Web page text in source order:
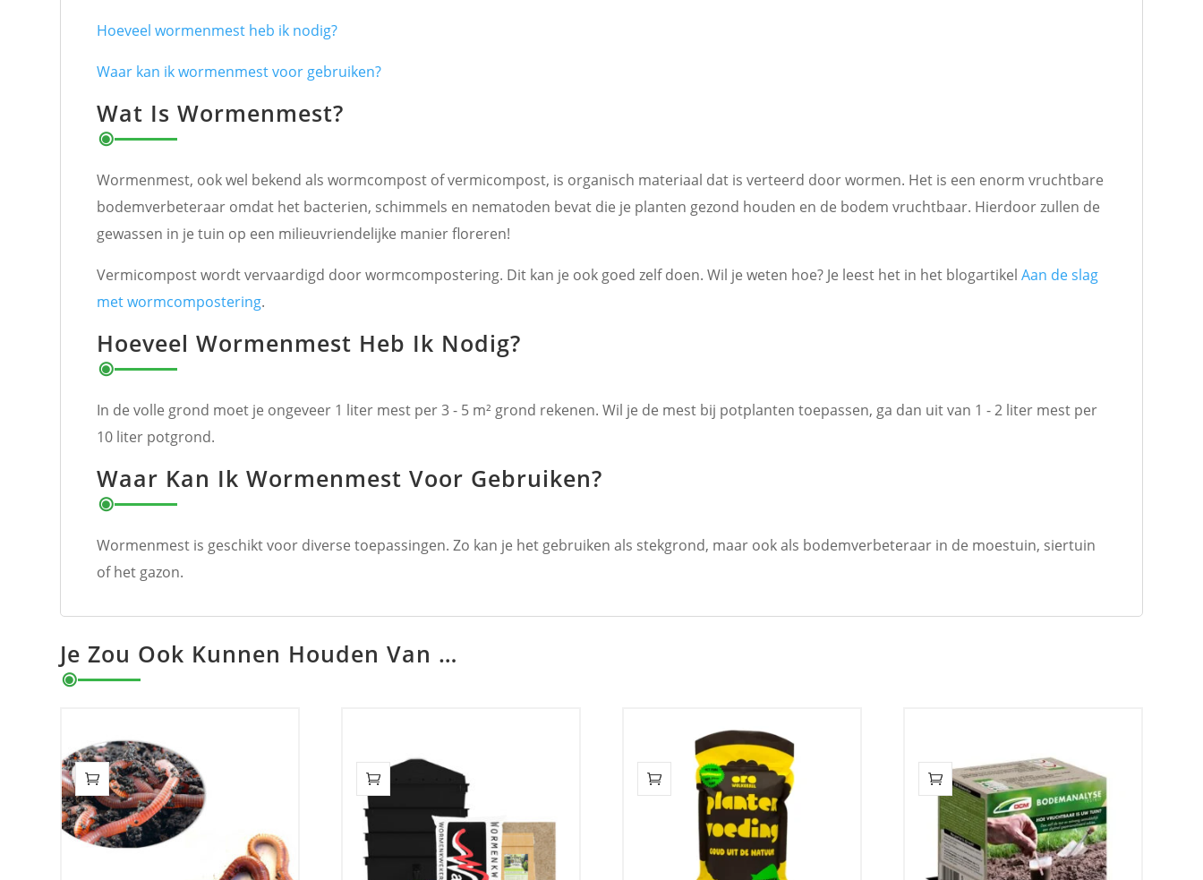
Hoeveel wormenmest heb ik nodig?
Waar kan ik wormenmest voor gebruiken?
Wat Is Wormenmest?
Wormenmest, ook wel bekend als wormcompost of vermicompost, is organisch materiaal dat is verteerd door wormen. Het is een enorm vruchtbare
bodemverbeteraar omdat het bacterien, schimmels en nematoden bevat die je planten gezond houden en de bodem vruchtbaar. Hierdoor zullen de
gewassen in je tuin op een milieuvriendelijke manier floreren!
Vermicompost wordt vervaardigd door wormcompostering. Dit kan je ook goed zelf doen. Wil je weten hoe? Je leest het in het blogartikelAan de slag
met wormcompostering.
Hoeveel Wormenmest Heb Ik Nodig?
In de volle grond moet je ongeveer 1 liter mest per 3 - 5 m² grond rekenen. Wil je de mest bij potplanten toepassen, ga dan uit van 1 - 2 liter mest per
10 liter potgrond.
Waar Kan Ik Wormenmest Voor Gebruiken?
Wormenmest is geschikt voor diverse toepassingen. Zo kan je het gebruiken als stekgrond, maar ook als bodemverbeteraar in de moestuin, siertuin
of het gazon.
Je Zou Ook Kunnen Houden Van …